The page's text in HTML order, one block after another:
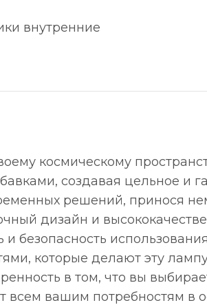
внутренние
космическому
создавая цельное и
решений, принося
дизайн и
безопасность
которые делают эту
в том, что вы
всем вашим потребностям в